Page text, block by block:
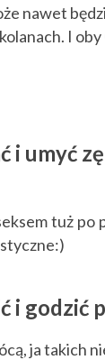
nawet
I
i umyć
tuż
i godzić
ja takich